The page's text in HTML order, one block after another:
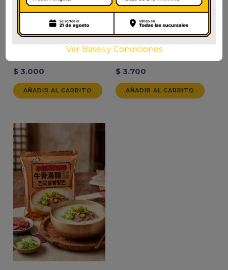
NEOGURI SUAVE
$ 3.000
AÑADIR AL CARRITO
ANSUNGTANGMYUN
$3.700
AÑADIR AL CARRITO
Ver Bases y Condiciones